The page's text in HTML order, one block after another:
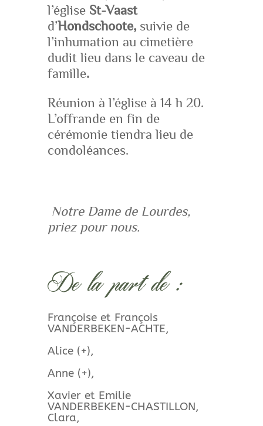
l’église St-Vaast
d’Hondschoote, suivie de
l’inhumation au cimetière
dudit lieu dans le caveau de
famille.
Réunion à l’église à 14 h 20.
L’offrande en fin de
cérémonie tiendra lieu de
condoléances.
Notre Dame de Lourdes,
priez pour nous.
De la part de :
Françoise et François
VANDERBEKEN-ACHTE,
Alice (+),
Anne (+),
Xavier et Emilie
VANDERBEKEN-CHASTILLON,
Clara,